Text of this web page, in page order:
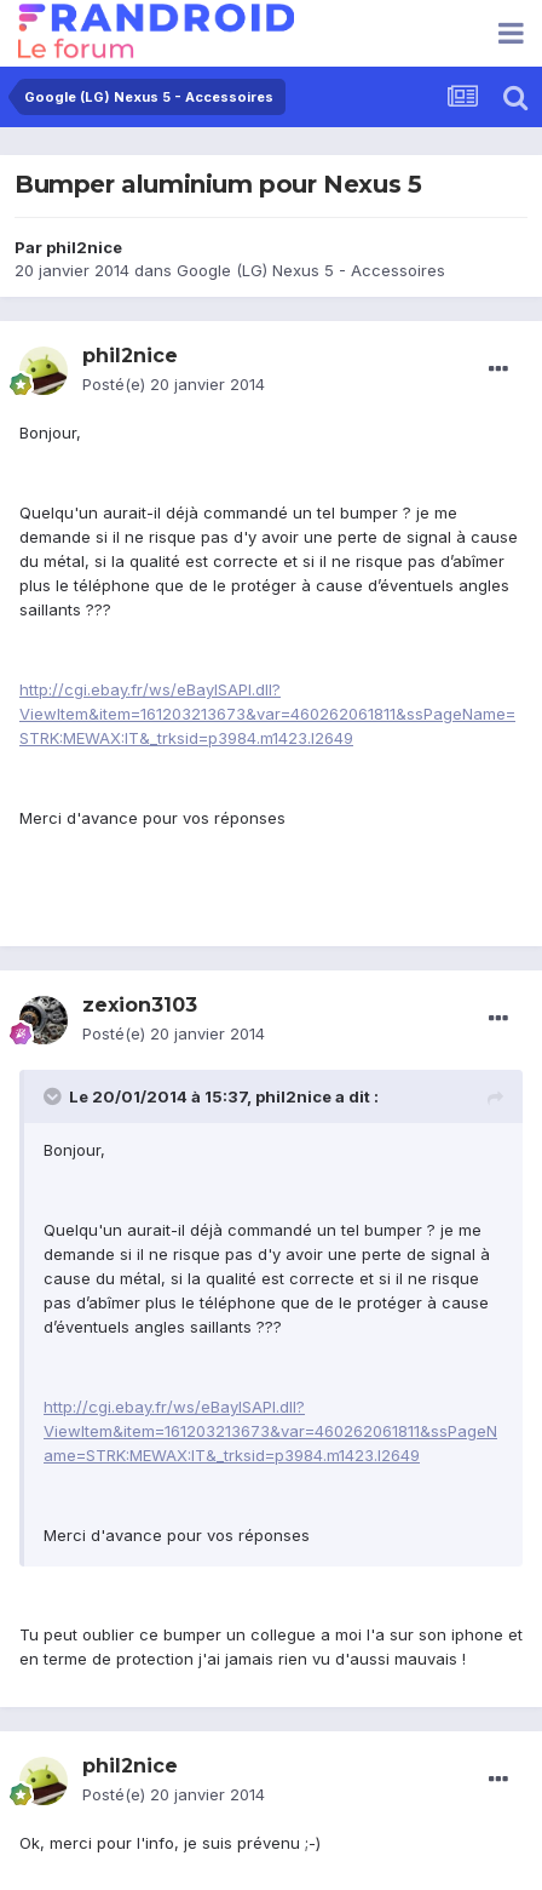
Google (LG) Nexus 5 - Accessoires
Bumper aluminium pour Nexus 5
Par phil2nice
20 janvier 2014 dans Google (LG) Nexus 5 - Accessoires
phil2nice
Posté(e) 20 janvier 2014
Bonjour,
Quelqu'un aurait-il déjà commandé un tel bumper ? je me
demande si il ne risque pas d'y avoir une perte de signal à cause
du métal, si la qualité est correcte et si il ne risque pas d’abîmer
plus le téléphone que de le protéger à cause d’éventuels angles
saillants ???
http://cgi.ebay.fr/ws/eBayISAPI.dll?
ViewItem&item=161203213673&var=460262061811&ssPageName=
STRK:MEWAX:IT&_trksid=p3984.m1423.l2649
Merci d'avance pour vos réponses
zexion3103
Posté(e) 20 janvier 2014
Le 20/01/2014 à 15:37, phil2nice a dit :
Bonjour,
Quelqu'un aurait-il déjà commandé un tel bumper ? je me
demande si il ne risque pas d'y avoir une perte de signal à
cause du métal, si la qualité est correcte et si il ne risque
pas d’abîmer plus le téléphone que de le protéger à cause
d’éventuels angles saillants ???
http://cgi.ebay.fr/ws/eBayISAPI.dll?
ViewItem&item=161203213673&var=460262061811&ssPageN
ame=STRK:MEWAX:IT&_trksid=p3984.m1423.l2649
Merci d'avance pour vos réponses
Tu peut oublier ce bumper un collegue a moi l'a sur son iphone et
en terme de protection j'ai jamais rien vu d'aussi mauvais !
phil2nice
Posté(e) 20 janvier 2014
Ok, merci pour l'info, je suis prévenu ;-)